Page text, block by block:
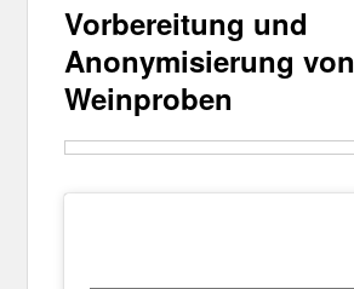
Vorbereitung und
Anonymisierung von
Weinproben